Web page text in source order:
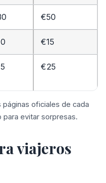
€50
€15
€25
oficiales de cada
evitar sorpresas.
viajeros